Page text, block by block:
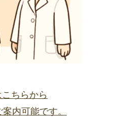
ちらから
内可能です。